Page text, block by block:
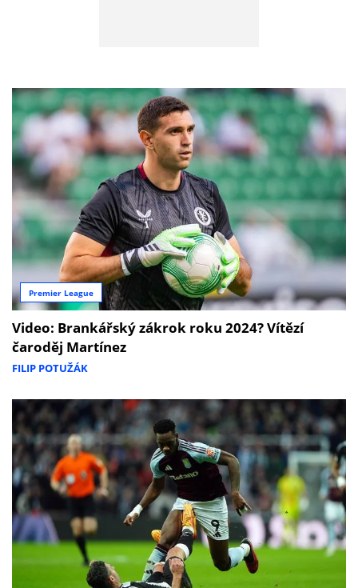
Premier League
Video: Brankářský zákrok roku 2024? Vítězí
čaroděj Martínez
FILIP POTUŽÁK